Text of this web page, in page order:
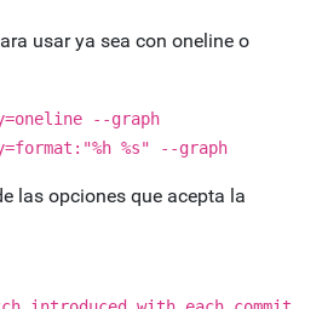
usar ya sea con oneline o
--graph
%s" --graph
las opciones que acepta la